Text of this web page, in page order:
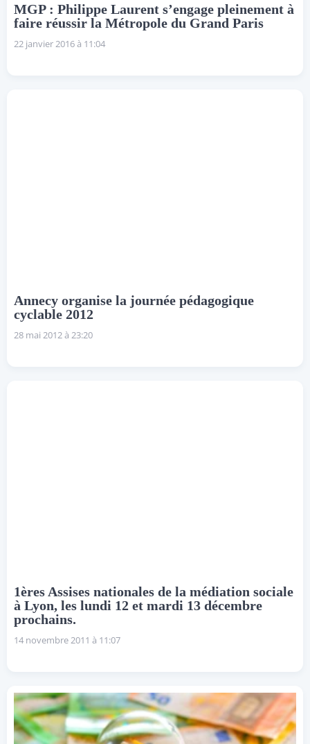
MGP : Philippe Laurent s’engage pleinement à
faire réussir la Métropole du Grand Paris
22 janvier 2016 à 11:04
Annecy organise la journée pédagogique
cyclable 2012
28 mai 2012 à 23:20
1ères Assises nationales de la médiation sociale
à Lyon, les lundi 12 et mardi 13 décembre
prochains.
14 novembre 2011 à 11:07